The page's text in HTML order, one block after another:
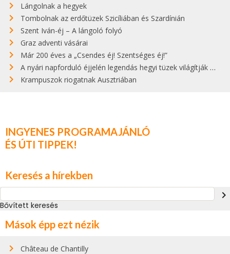
Lángolnak a hegyek
Tombolnak az erdőtüzek Szicíliában és Szardínián
Szent Iván-éj – A lángoló folyó
Graz adventi vásárai
Már 200 éves a „Csendes éj! Szentséges éj!”
A nyári napforduló éjjelén legendás hegyi tüzek világítják meg Zugspitzét
Krampuszok riogatnak Ausztriában
INGYENES PROGRAMAJÁNLÓ
ÉS ÚTI TIPPEK!
Keresés a hírekben
navigate_next
Bővített keresés
Mások épp ezt nézik
Château de Chantilly